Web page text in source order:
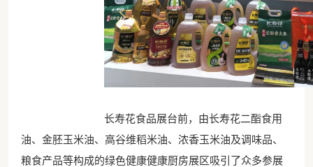
长寿花食品展台前，由长寿花二酯食用
油、金胚玉米油、高谷维稻米油、浓香玉米油及调味品、
粮食产品等构成的绿色健康健康厨房展区吸引了众多参展